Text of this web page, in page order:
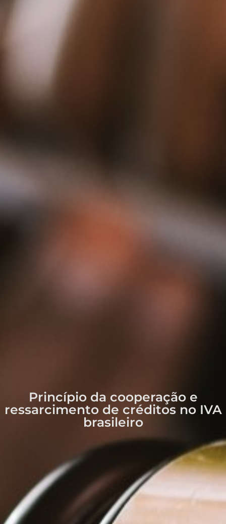
Princípio da cooperação e
ressarcimento de créditos no IVA
brasileiro